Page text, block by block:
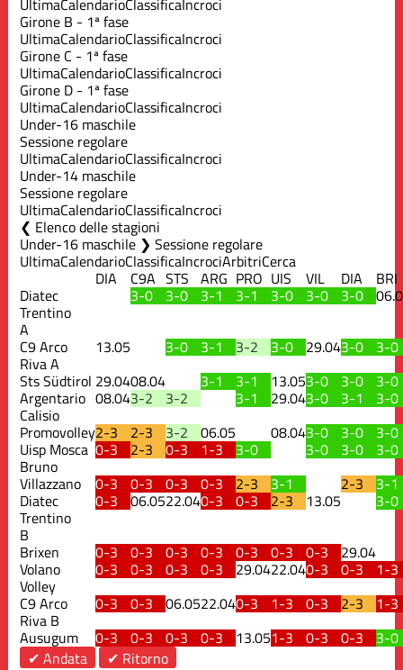
Girone B - 1ª fase
UltimaCalendarioClassificaIncroci
Girone C - 1ª fase
UltimaCalendarioClassificaIncroci
Girone D - 1ª fase
UltimaCalendarioClassificaIncroci
Under-16 maschile
Sessione regolare
UltimaCalendarioClassificaIncroci
Under-14 maschile
Sessione regolare
UltimaCalendarioClassificaIncroci
Elenco delle stagioni
Under-16 maschile ❯ Sessione regolare
UltimaCalendarioClassificaIncrociArbitriCerca
DIA C9A STS ARG PRO UIS VIL DIA BRI
Diatec
Trentino
A
3-0 3-0 3-1 3-1 3-0 3-0 3-0
C9 Arco
Riva A
13.05 3-0 3-1 3-2 3-0 29.043-0
3-0
Sts Südtirol 29.0408.04 3-1 3-1 13.053-0 3-0 3-0
Argentario
Calisio
08.043-2 3-2 3-1 29.043-0 3-1
3-0
Promovolley2-3 2-3 3-2 06.05 08.043-0 3-0 3-0
Uisp Mosca
Bruno
0-3 2-3 0-3 1-3 3-0 3-0 3-0
3-0
Villazzano
0-3 0-3 0-3 0-3 2-3 3-1 2-3 3-1
Diatec
Trentino
B
0-3 06.0522.040-3 0-3 2-3 13.05 3-0
Brixen 0-3 0-3 0-3 0-3 0-3 0-3 0-3 29.04
Volano
Volley
0-3 0-3 0-3 0-3 29.0422.040-3 0-3
1-3
C9 Arco
Riva B
0-3 0-3 06.0522.040-3 1-3 0-3 2-3
1-3
Ausugum
0-3 0-3 0-3 0-3 13.051-3 0-3 0-3
3-0
✔ Andata
✔ Ritorno